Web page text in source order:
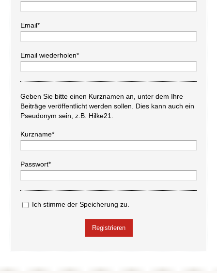
Email*
Email wiederholen*
Geben Sie bitte einen Kurznamen an, unter dem Ihre
Beiträge veröffentlicht werden sollen. Dies kann auch ein
Pseudonym sein, z.B. Hilke21.
Kurzname*
Passwort*
Ich stimme der Speicherung zu.